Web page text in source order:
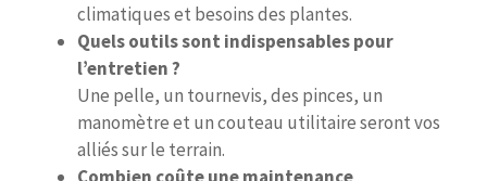
climatiques et besoins des plantes.
Quels outils sont indispensables pour
l’entretien ?
Une pelle, un tournevis, des pinces, un
manomètre et un couteau utilitaire seront vos
alliés sur le terrain.
Combien coûte une maintenance